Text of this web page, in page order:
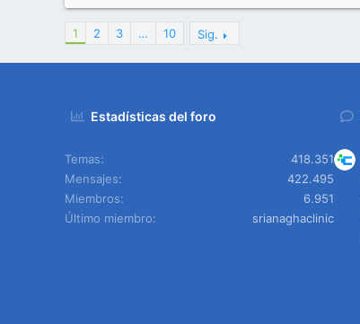
1 2 3 … 10 Sig.
Estadísticas del foro
Temas
418.351
Mensajes
422.495
Miembros
6.951
Último miembro
srianaghaclinic